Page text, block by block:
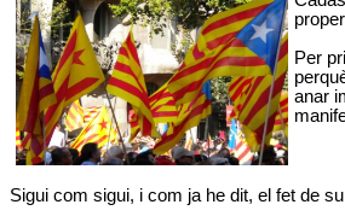
Per
anar
Sigui com sigui, i com ja he dit, el fet de